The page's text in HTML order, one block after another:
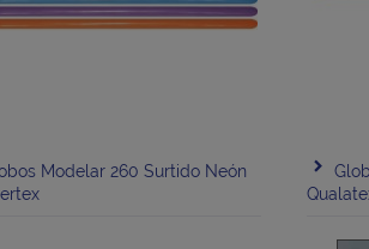
Modelar 260 Surtido Neón